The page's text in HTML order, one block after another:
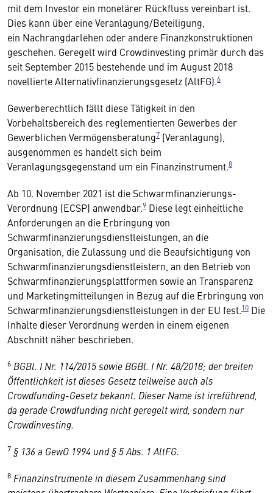
mit dem Investor ein monetärer Rückfluss vereinbart ist.
Dies kann über eine Veranlagung/Beteiligung,
ein Nachrangdarlehen oder andere Finanzkonstruktionen
geschehen. Geregelt wird Crowdinvesting primär durch das
seit September 2015 bestehende und im August 2018
novellierte Alternativfinanzierungsgesetz (AltFG).6
Gewerberechtlich fällt diese Tätigkeit in den
Vorbehaltsbereich des reglementierten Gewerbes der
Gewerblichen Vermögensberatung7 (Veranlagung),
ausgenommen es handelt sich beim
Veranlagungsgegenstand um ein Finanzinstrument.8
Ab 10. November 2021 ist die Schwarmfinanzierungs-
Verordnung (ECSP) anwendbar.9 Diese legt einheitliche
Anforderungen an die Erbringung von
Schwarmfinanzierungsdienstleistungen, an die
Organisation, die Zulassung und die Beaufsichtigung von
Schwarmfinanzierungsdienstleistern, an den Betrieb von
Schwarmfinanzierungsplattformen sowie an Transparenz
und Marketingmitteilungen in Bezug auf die Erbringung von
Schwarmfinanzierungsdienstleistungen in der EU fest.10 Die
Inhalte dieser Verordnung werden in einem eigenen
Abschnitt näher beschrieben.
6 BGBl. I Nr. 114/2015 sowie BGBl. I Nr. 48/2018; der breiten
Öffentlichkeit ist dieses Gesetz teilweise auch als
Crowdfunding-Gesetz bekannt. Dieser Name ist irreführend,
da gerade Crowdfunding nicht geregelt wird, sondern nur
Crowdinvesting.
7 § 136 a GewO 1994 und § 5 Abs. 1 AltFG.
8 Finanzinstrumente in diesem Zusammenhang sind